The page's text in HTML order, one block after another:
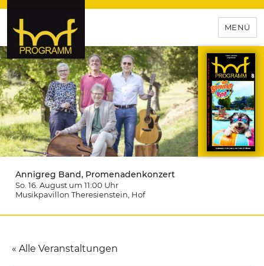
hof-programm – das
Veranstaltungsportal für
Hochfranken
MENÜ
Annigreg Band, Promenadenkonzert
So. 16. August um 11:00 Uhr
Musikpavillon Theresienstein , Hof
« Alle Veranstaltungen